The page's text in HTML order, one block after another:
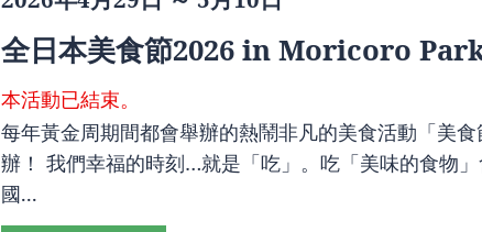
全日本美食節2026 in Moricoro
本活動已結束。
每年黃金周期間都會舉辦的熱鬧非凡的美食活動「美
辦！ 我們幸福的時刻…就是「吃」。吃「美味的食物
國...